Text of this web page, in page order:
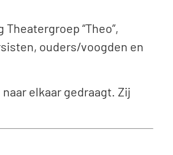
“Theo”,
ouders/voogden en
elkaar gedraagt. Zij